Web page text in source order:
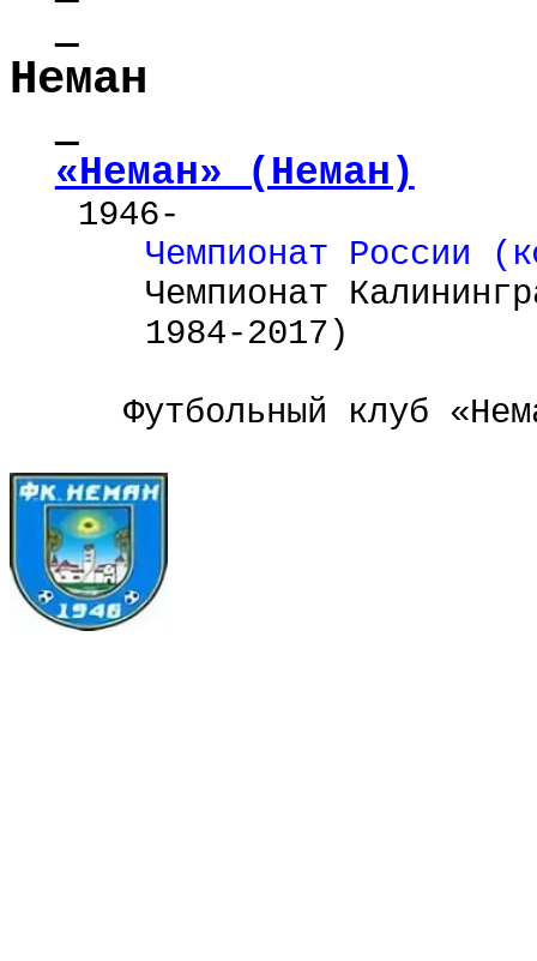
Неман
«Неман» (Неман)
1946-
Чемпионат России (
Чемпионат
1984-2017)
Футбольный клуб